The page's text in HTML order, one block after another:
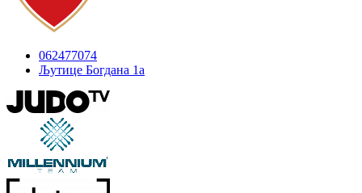
062477074
Љутице Богдана 1а